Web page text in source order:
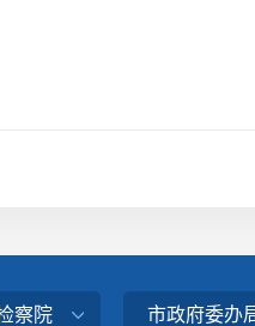
察院 市政府委办